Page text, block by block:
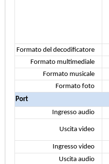
Formato del decodificatore
Formato multimediale
Formato musicale
Formato foto
Port
Ingresso audio
Uscita video
Ingresso video
Uscita audio